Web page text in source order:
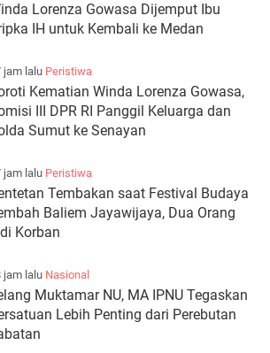
Lorenza Gowasa Dijemput Ibu
IH untuk Kembali ke Medan
jam lalu Peristiwa
Kematian Winda Lorenza Gowasa,
III DPR RI Panggil Keluarga dan
Sumut ke Senayan
jam lalu Peristiwa
Tembakan saat Festival Budaya
Baliem Jayawijaya, Dua Orang
Korban
jam lalu Nasional
Muktamar NU, MA IPNU Tegaskan
Lebih Penting dari Perebutan